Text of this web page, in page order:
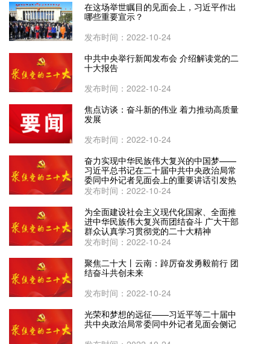
在这场举世瞩目的见面会上，习近平作出
哪些重要宣示？
发布时间：2022-10-24
中共中央举行新闻发布会 介绍解读党的二
十大报告
发布时间：2022-10-24
焦点访谈：奋斗新的伟业 着力推动高质量
发展
发布时间：2022-10-24
奋力实现中华民族伟大复兴的中国梦——
习近平总书记在二十届中共中央政治局常
委同中外记者见面会上的重要讲话引发热
烈反响
发布时间：2022-10-24
为全面建设社会主义现代化国家、全面推
进中华民族伟大复兴而团结奋斗 广大干部
群众认真学习贯彻党的二十大精神
发布时间：2022-10-24
聚焦二十大丨云南：踔厉奋发勇毅前行 团
结奋斗共创未来
发布时间：2022-10-24
光荣和梦想的远征——习近平等二十届中
共中央政治局常委同中外记者见面会侧记